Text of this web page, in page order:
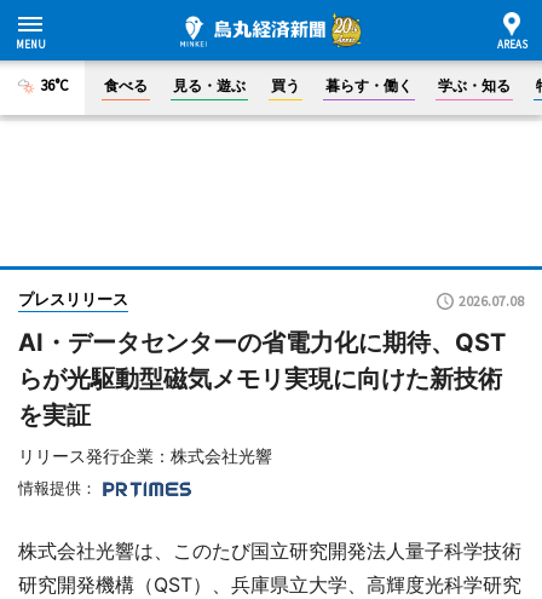
36°C 食べる 見る・遊ぶ 買う 暮らす・働く 学ぶ・知る
プレスリリース 2026.07.08
AI・データセンターの省電力化に期待、QST
らが光駆動型磁気メモリ実現に向けた新技術
を実証
リリース発行企業：株式会社光響
情報提供：
株式会社光響は、このたび国立研究開発法人量子科学技術
研究開発機構（QST）、兵庫県立大学、高輝度光科学研究